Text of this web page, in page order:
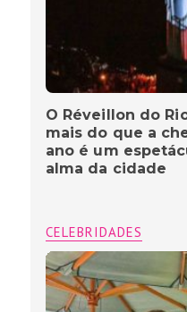
O Réveillon do
mais do que a
ano é um
alma da cidade
CELEBRIDADES